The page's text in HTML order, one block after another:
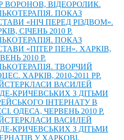
ВОРОНОВ, ВІДЕОРОЛИК.
ПОКАЗ
«НІЧ ПЕРЕД РІЗДВОМ».
СІЧЕНЬ 2010 Р.
ПОКАЗ
«ПІТЕР ПЕН». ХАРКІВ,
2010 Р.
ТВОРЧИЙ
ХАРКІВ, 2010-2011 РР.
ВАСИЛЕЙ
КРИЧЕВСЬКИХ З ДІТЬМИ
ІНТЕРНАТУ В
ОДЕСА, ЧЕРВЕНЬ 2010 Р.
ВАСИЛЕЙ
КРИЧЕВСЬКИХ З ДІТЬМИ
У ХАРКОВІ.